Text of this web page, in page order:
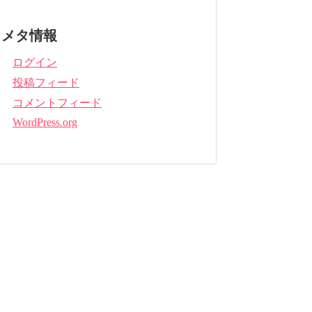
メタ情報
ログイン
投稿フィード
コメントフィード
WordPress.org